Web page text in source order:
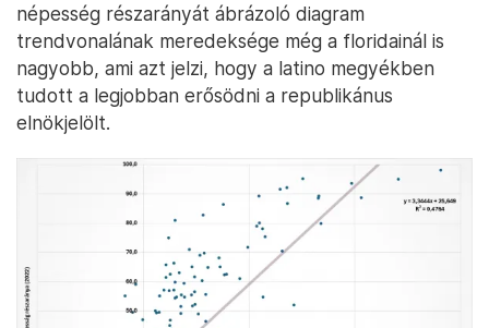
népesség részarányát ábrázoló diagram
trendvonalának meredeksége még a floridainál is
nagyobb, ami azt jelzi, hogy a latino megyékben
tudott a legjobban erősödni a republikánus
elnökjelölt.